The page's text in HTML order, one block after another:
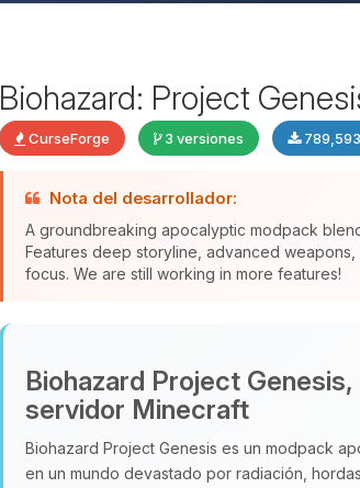
Biohazard: Project
CurseForge 3 versiones 789,593
Nota del desarrollador:
A groundbreaking apocalyptic modpack
Features deep storyline, advanced
focus. We are still working in more features!
Biohazard Project
servidor Minecraft
Biohazard Project Genesis es un modpack
en un mundo devastado por radiación,